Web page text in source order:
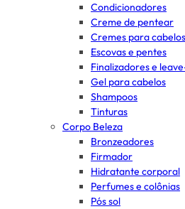
Condicionadores
Creme de pentear
Cremes para cabelos
Escovas e pentes
Finalizadores e
Gel para cabelos
Shampoos
Tinturas
Corpo Beleza
Bronzeadores
Firmador
Hidratante corporal
Perfumes e colônias
Pós sol